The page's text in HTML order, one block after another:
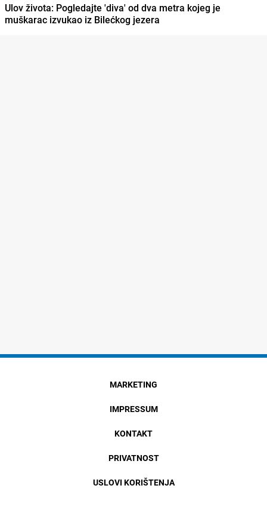
Ulov života: Pogledajte 'diva' od dva metra kojeg je
muškarac izvukao iz Bilećkog jezera
MARKETING
IMPRESSUM
KONTAKT
PRIVATNOST
USLOVI KORIŠTENJA